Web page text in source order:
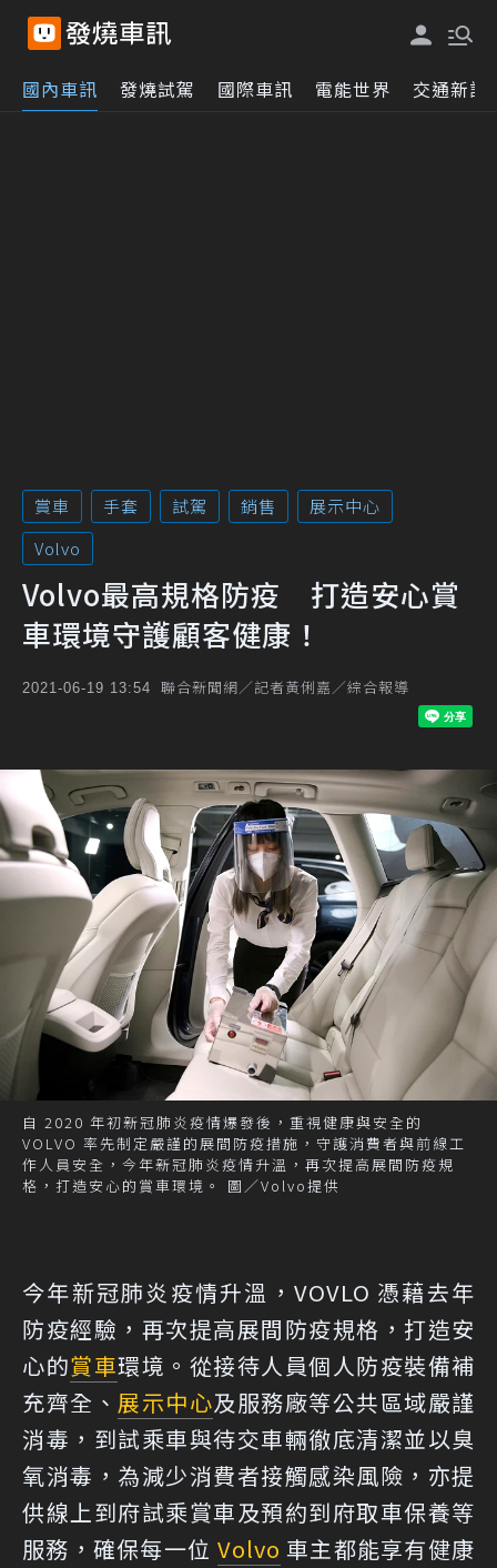
國內車訊 發燒試駕 國際車訊 電能世界 交通新訊
賞車 手套 試駕 銷售
展示中心
Volvo
Volvo最高規格防疫 打造安心賞
車環境守護顧客健康！
2021-06-19 13:54 聯合新聞網／記者黃俐嘉／綜合報導
自 2020 年初新冠肺炎疫情爆發後，重視健康與安全的
VOLVO 率先制定嚴謹的展間防疫措施，守護消費者與前線工
作人員安全，今年新冠肺炎疫情升溫，再次提高展間防疫規
格，打造安心的賞車環境。 圖／Volvo提供
今年新冠肺炎疫情升溫，VOVLO 憑藉去年
防疫經驗，再次提高展間防疫規格，打造安
心的賞車環境。從接待人員個人防疫裝備補
充齊全、 展示中心及服務廠等公共區域嚴謹
消毒，到試乘車與待交車輛徹底清潔並以臭
氧消毒，為減少消費者接觸感染風險，亦提
供線上到府試乘賞車及預約到府取車保養等
服務，確保每一位 Volvo 車主都能享有健康